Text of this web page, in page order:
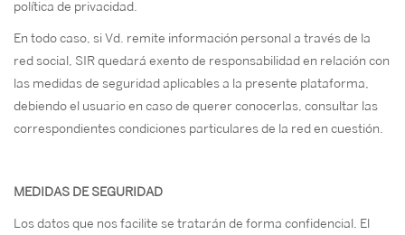
política de privacidad.
En todo caso, si Vd. remite información personal a través de la
red social, SIR quedará exento de responsabilidad en relación con
las medidas de seguridad aplicables a la presente plataforma,
debiendo el usuario en caso de querer conocerlas, consultar las
correspondientes condiciones particulares de la red en cuestión.
MEDIDAS DE SEGURIDAD
Los datos que nos facilite se tratarán de forma confidencial. El